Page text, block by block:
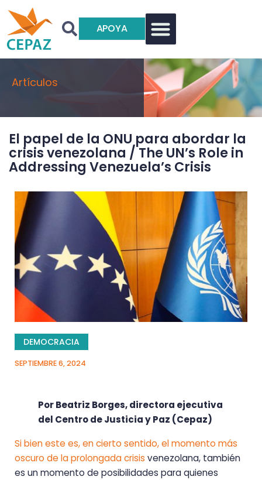
APOYA
Artículos
El papel de la ONU para abordar la
crisis venezolana / The UN’s Role in
Addressing Venezuela’s Crisis
DEMOCRACIA
SEPTIEMBRE 6, 2024
Por Beatriz Borges, directora ejecutiva
del Centro de Justicia y Paz (Cepaz)
Si bien este es, en cierto sentido, el momento más
oscuro de la prolongada crisis venezolana, también
es un momento de posibilidades para quienes